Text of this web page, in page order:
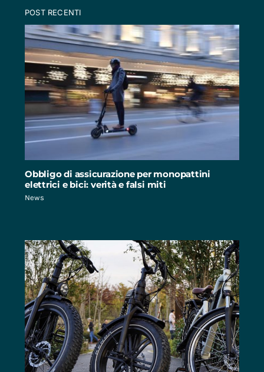
POST RECENTI
Obbligo di assicurazione per monopattini
elettrici e bici: verità e falsi miti
News